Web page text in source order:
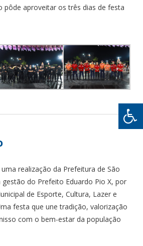
pôde aproveitar os três dias de festa
realização da Prefeitura de São
gestão do Prefeito Eduardo Pio X, por
de Esporte, Cultura, Lazer e
festa que une tradição, valorização
com o bem-estar da população